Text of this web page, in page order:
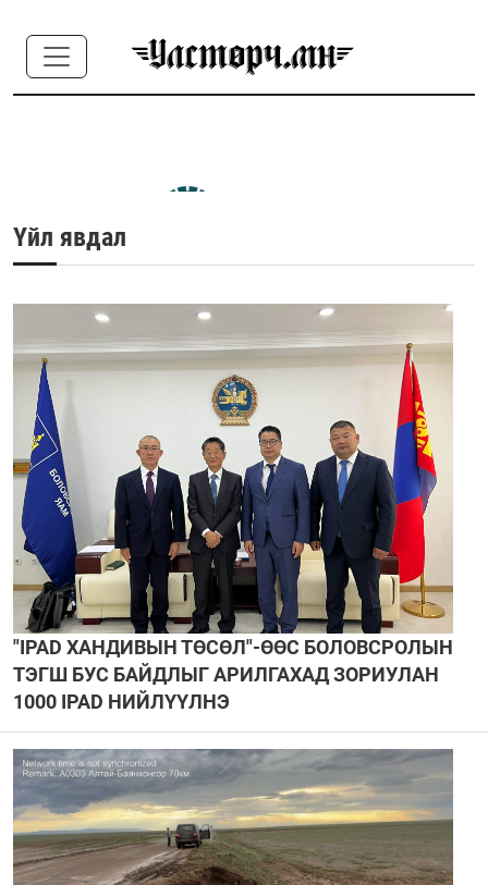
Үйл явдал
"IPAD ХАНДИВЫН ТӨСӨЛ"-ӨӨС БОЛОВСРОЛЫН
ТЭГШ БУС БАЙДЛЫГ АРИЛГАХАД ЗОРИУЛАН
1000 IPAD НИЙЛҮҮЛНЭ